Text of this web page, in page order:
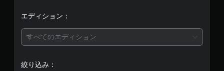
エディション：
すべてのエディション
絞り込み：